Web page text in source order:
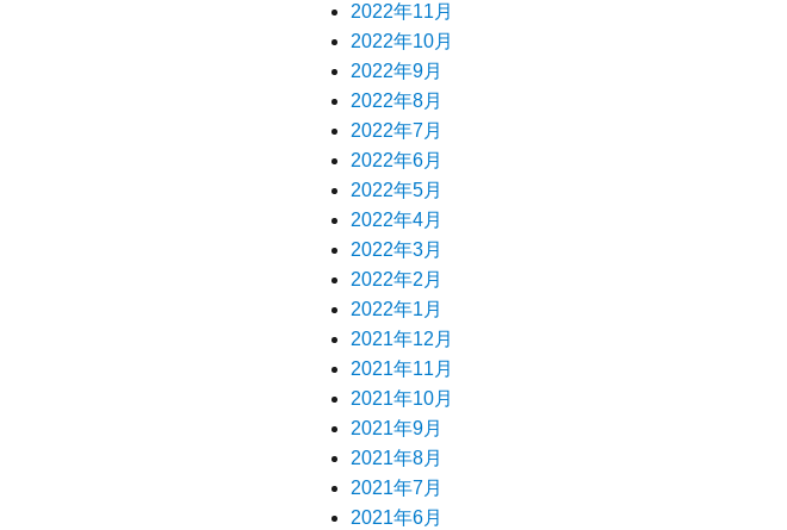
2022年11月
2022年10月
2022年9月
2022年8月
2022年7月
2022年6月
2022年5月
2022年4月
2022年3月
2022年2月
2022年1月
2021年12月
2021年11月
2021年10月
2021年9月
2021年8月
2021年7月
2021年6月